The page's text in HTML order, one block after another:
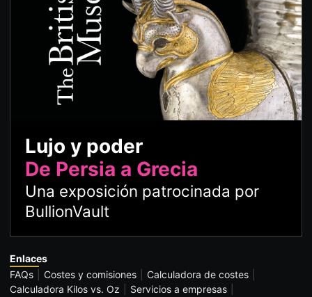
Lujo y poder
De Persia a Grecia
Una exposición patrocinada por
BullionVault
Enlaces
FAQs
Costes y comisiones
Calculadora de costes
Calculadora Kilos vs. Oz
Servicios a empresas